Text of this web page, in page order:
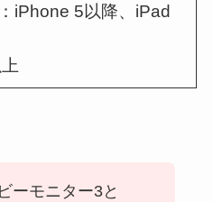
iPhone 5以降、iPad
ーモニター3と